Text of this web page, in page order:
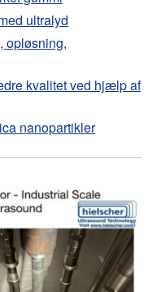
ultralyd
opløsning,
kvalitet ved hjælp af
nanopartikler